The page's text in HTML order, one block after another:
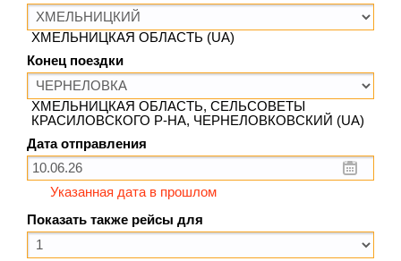
ХМЕЛЬНИЦКАЯ ОБЛАСТЬ (UA)
Конец поездки
ХМЕЛЬНИЦКАЯ ОБЛАСТЬ, СЕЛЬСОВЕТЫ
КРАСИЛОВСКОГО Р-НА, ЧЕРНЕЛОВКОВСКИЙ (UA)
Дата отправления
Указанная дата в прошлом
Показать также рейсы для